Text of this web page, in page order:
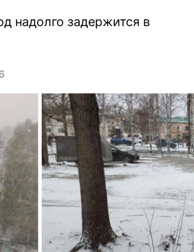
надолго задержится в
6